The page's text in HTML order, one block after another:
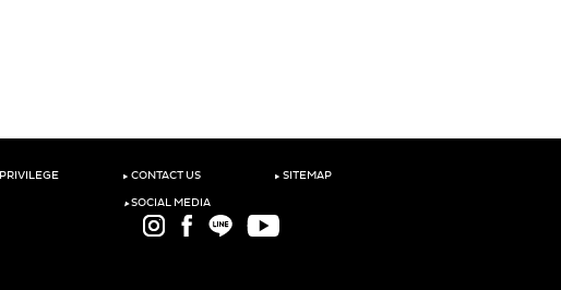
‣ CONTACT US
‣SOCIAL MEDIA
‣ SITEMAP